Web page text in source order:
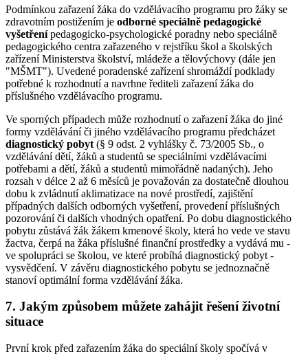
Podmínkou zařazení žáka do vzdělávacího programu pro žáky se
zdravotním postižením je odborné speciálně pedagogické
vyšetřenípedagogicko-psychologické poradny nebo speciálně
pedagogického centra zařazeného v rejstříku škol a školských
zařízení Ministerstva školství, mládeže a tělovýchovy (dále jen
"MŠMT"). Uvedené poradenské zařízení shromáždí podklady
potřebné k rozhodnutí a navrhne řediteli zařazení žáka do
příslušného vzdělávacího programu.
Ve sporných případech může rozhodnutí o zařazení žáka do jiné
formy vzdělávání či jiného vzdělávacího programu předcházet
diagnostický pobyt (§ 9 odst. 2 vyhlášky č. 73/2005 Sb., o
vzdělávání dětí, žáků a studentů se speciálními vzdělávacími
potřebami a dětí, žáků a studentů mimořádně nadaných). Jeho
rozsah v délce 2 až 6 měsíců je považován za dostatečně dlouhou
dobu k zvládnutí aklimatizace na nové prostředí, zajištění
případných dalších odborných vyšetření, provedení příslušných
pozorování či dalších vhodných opatření. Po dobu diagnostického
pobytu zůstává žák žákem kmenové školy, která ho vede ve stavu
žactva, čerpá na žáka příslušné finanční prostředky a vydává mu -
ve spolupráci se školou, ve které probíhá diagnostický pobyt -
vysvědčení. V závěru diagnostického pobytu se jednoznačně
stanoví optimální forma vzdělávání žáka.
7. Jakým způsobem můžete zahájit řešení životní
situace
První krok před zařazením žáka do speciální školy spočívá v